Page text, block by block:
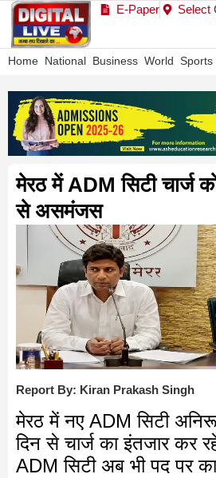
E-Paper Select
Home National Business World Sports
मेरठ में ADM सिटी चार्ज
से असमंजस
Report By: Kiran Prakash Singh
मेरठ में नए ADM सिटी
दिन से चार्ज का इंतजार कर
ADM सिटी अब भी पद पर